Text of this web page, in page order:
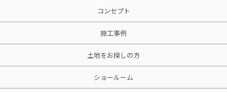
コンセプト
施工事例
土地をお探しの方
ショールーム